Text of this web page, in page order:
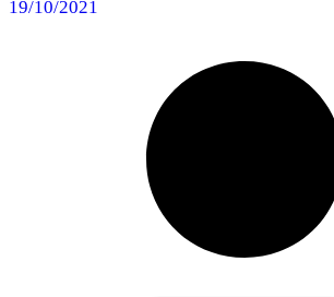
19/10/2021